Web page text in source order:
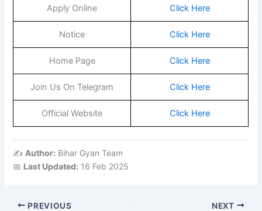
Apply Online Click Here
Notice Click Here
Home Page Click Here
Join Us On Telegram Click Here
Official Website Click Here
✍️ Author: Bihar Gyan Team
📅 Last Updated: 16 Feb 2025
PREVIOUS NEXT